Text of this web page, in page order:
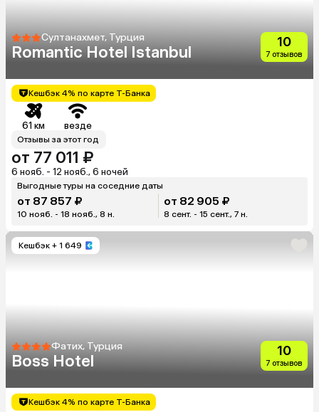
Султанахмет, Турция
Romantic Hotel Istanbul
10
7 отзывов
Кешбэк 4% по карте Т-Банка
61 км везде
Отзывы за этот год
от 77 011 ₽
6 нояб. - 12 нояб., 6 ночей
Выгодные туры на соседние даты
от 87 857 ₽
10 нояб. - 18 нояб., 8 н.
от 82 905 ₽
8 сент. - 15 сент., 7 н.
Кешбэк + 1 649
Фатих, Турция
Boss Hotel
10
7 отзывов
Кешбэк 4% по карте Т-Банка